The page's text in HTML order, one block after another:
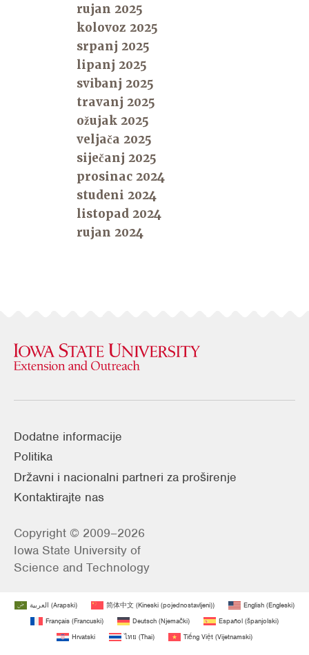
rujan 2025
kolovoz 2025
srpanj 2025
lipanj 2025
svibanj 2025
travanj 2025
ožujak 2025
veljača 2025
siječanj 2025
prosinac 2024
studeni 2024
listopad 2024
rujan 2024
Dodatne informacije
Politika
Državni i nacionalni partneri za proširenje
Kontaktirajte nas
Copyright © 2009–2026
Iowa State University of
Science and Technology
العربية (Arapski) 简体中文 (Kineski (pojednostavljeni)) English (Engleski)
Français (Francuski) Deutsch (Njemački) Español (španjolski)
Hrvatski
ไทย (Thai) Tiếng Việt (Vijetnamski)